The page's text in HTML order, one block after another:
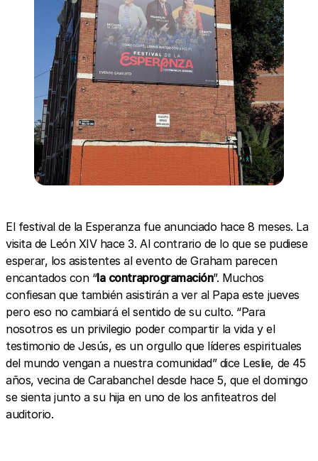
El festival de la Esperanza fue anunciado hace 8 meses. La
visita de León XIV hace 3. Al contrario de lo que se pudiese
esperar, los asistentes al evento de Graham parecen
encantados con “la contraprogramación”. Muchos
confiesan que también asistirán a ver al Papa este jueves
pero eso no cambiará el sentido de su culto. “Para
nosotros es un privilegio poder compartir la vida y el
testimonio de Jesús, es un orgullo que líderes espirituales
del mundo vengan a nuestra comunidad” dice Leslie, de 45
años, vecina de Carabanchel desde hace 5, que el domingo
se sienta junto a su hija en uno de los anfiteatros del
auditorio.